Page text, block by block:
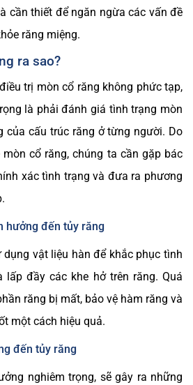
cần thiết để ngăn ngừa các vấn đề
răng miệng.
ra sao?
trị mòn cổ răng không phức tạp,
là phải đánh giá tình trạng mòn
của cấu trúc răng ở từng người. Do
cổ răng, chúng ta cần gặp bác
xác tình trạng và đưa ra phương
hưởng đến tủy răng
dụng vật liệu hàn để khắc phục tình
lấp đầy các khe hở trên răng. Quá
răng bị mất, bảo vệ hàm răng và
một cách hiệu quả.
đến tủy răng
nghiêm trọng, sẽ gây ra những